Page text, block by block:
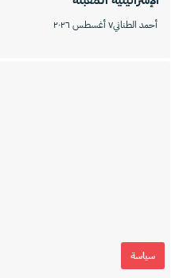
أحمد الطناني٧ أغسطس ٢٠٢٦
سياسة